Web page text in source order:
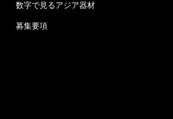
数字で見るアジア器材
募集要項